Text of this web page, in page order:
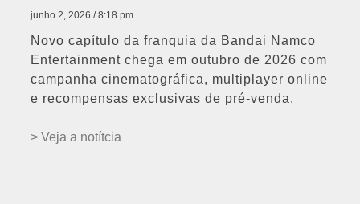
junho 2, 2026 8:18 pm
Novo capítulo da franquia da Bandai Namco
Entertainment chega em outubro de 2026 com
campanha cinematográfica, multiplayer online
e recompensas exclusivas de pré-venda.
> Veja a notítcia